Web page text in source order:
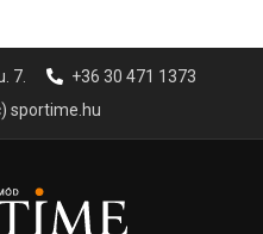
7.
+36 30 471 1373
sportime.hu